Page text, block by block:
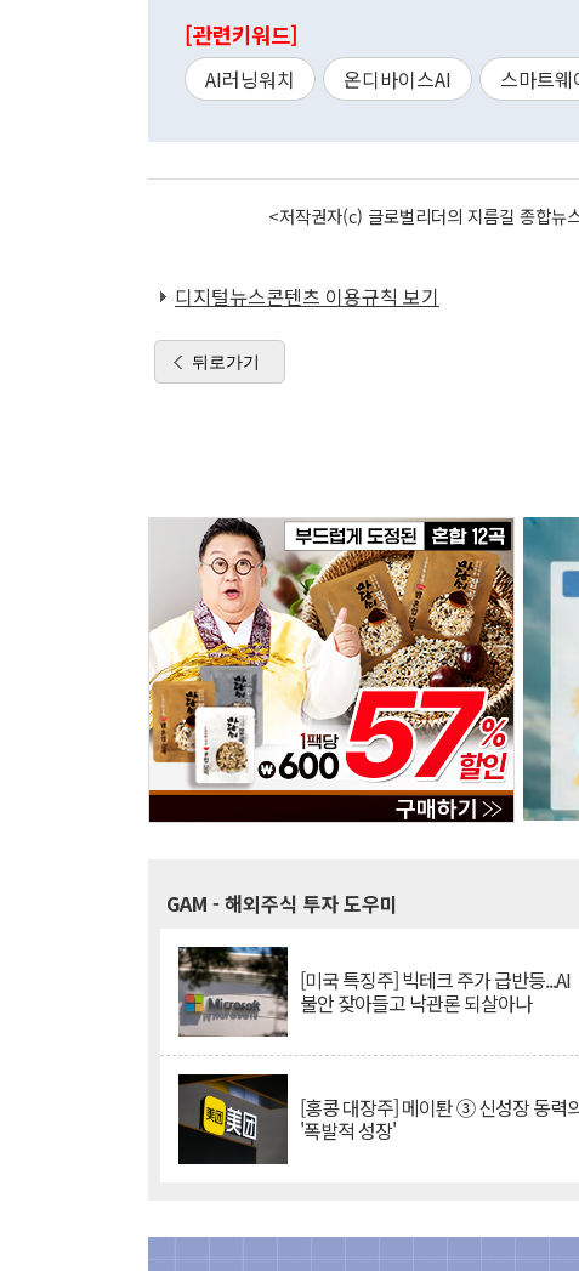
[관련키워드]
AI러닝워치 온디바이스AI 스마트웨
<저작권자(c) 글로벌리더의 지름길 종합
디지털뉴스콘텐츠 이용규칙 보기
뒤로가기
GAM - 해외주식 투자 도우미
[미국 특징주] 빅테크 주가 급반등...AI
불안 잦아들고 낙관론 되살아나
[홍콩 대장주] 메이퇀 ③ 신성장 동력
'폭발적 성장'